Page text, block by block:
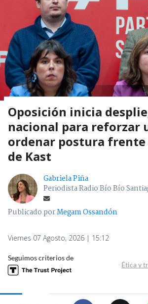
Oposición inicia
nacional para reforzar
ordenar postura frente
de Kast
Gabriela Piña
Periodista Radio Bío Bío
Publicado porMegam Ossandón
Viernes 07 Agosto, 2026 | 15:12
Seguimos criterios de
Ética y